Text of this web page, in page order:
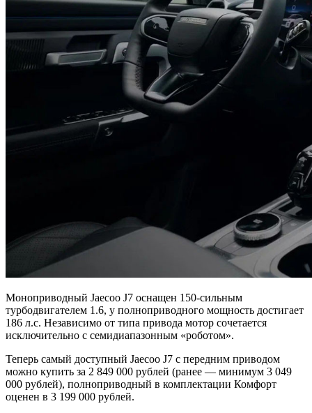
Моноприводный Jaecoo J7 оснащен 150-сильным
турбодвигателем 1.6, у полноприводного мощность достигает
186 л.с. Независимо от типа привода мотор сочетается
исключительно с семидиапазонным «роботом».
Теперь самый доступный Jaecoo J7 с передним приводом
можно купить за 2 849 000 рублей (ранее — минимум 3 049
000 рублей), полноприводный в комплектации Комфорт
оценен в 3 199 000 рублей.